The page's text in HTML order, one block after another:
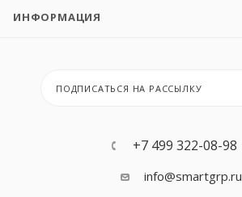
ИНФОРМАЦИЯ
ПОДПИСАТЬСЯ НА РАССЫЛКУ
+7 499 322-08-98
info@smartgrp.ru